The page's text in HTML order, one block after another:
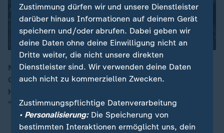
00:16
Mit über 50 Weihnachtsbäumen und rund 200 Meter
Girlanden hat US-First-Lady Melania Trump das Weiße
Haus weihnachtlich schmücken lassen. Das Motto:
"Zuhause ist, wo das Herz ist".
Zustimmung dürfen wir und unsere Dienstleister
darüber hinaus Informationen auf deinem Gerät
speichern und/oder abrufen. Dabei geben wir
deine Daten ohne deine Einwilligung nicht an
Dritte weiter, die nicht unsere direkten
Dienstleister sind. Wir verwenden deine Daten
auch nicht zu kommerziellen Zwecken.
Zustimmungspflichtige Datenverarbeitung
• Personalisierung:Die Speicherung von
bestimmten Interaktionen ermöglicht uns, dein